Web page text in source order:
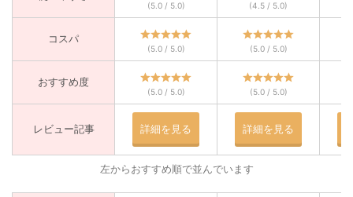
(5.0 / 5.0) (4.5 / 5.0)
コスパ
(5.0 / 5.0) (5.0 / 5.0)
おすすめ度
(5.0 / 5.0) (5.0 / 5.0)
レビュー記事 詳細を見る 詳細を見る
左からおすすめ順で並んでいます